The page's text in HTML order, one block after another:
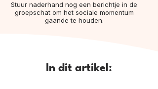
Stuur naderhand nog een berichtje in de
groepschat om het sociale momentum
gaande te houden.
In dit artikel: